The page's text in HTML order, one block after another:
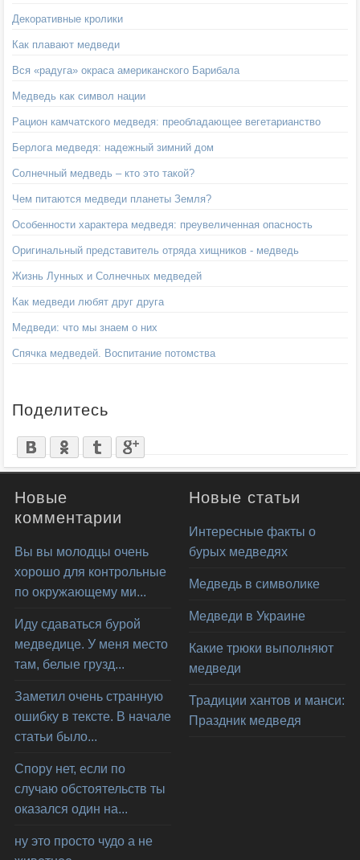
Декоративные кролики
Как плавают медведи
Вся «радуга» окраса американского Барибала
Медведь как символ нации
Рацион камчатского медведя: преобладающее вегетарианство
Берлога медведя: надежный зимний дом
Солнечный медведь – кто это такой?
Чем питаются медведи планеты Земля?
Особенности характера медведя: преувеличенная опасность
Оригинальный представитель отряда хищников - медведь
Жизнь Лунных и Солнечных медведей
Как медведи любят друг друга
Медведи: что мы знаем о них
Спячка медведей. Воспитание потомства
Поделитесь
Новые
комментарии
Вы вы молодцы очень
хорошо для контрольные
по окружающему ми...
Иду сдаваться бурой
медведице. У меня место
там, белые грузд...
Заметил очень странную
ошибку в тексте. В начале
статьи было...
Спору нет, если по
случаю обстоятельств ты
оказался один на...
ну это просто чудо а не
Новые статьи
Интересные факты о
бурых медведях
Медведь в символике
Медведи в Украине
Какие трюки выполняют
медведи
Традиции хантов и манси:
Праздник медведя